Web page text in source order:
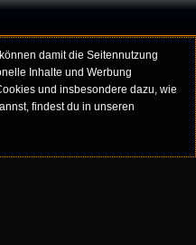
damit die Seitennutzung
Inhalte und Werbung
und insbesondere dazu, wie
findest du in unseren